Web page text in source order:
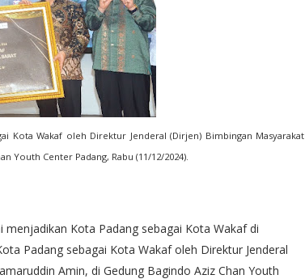
Kota Wakaf oleh Direktur Jenderal (Dirjen) Bimbingan Masyarakat
Youth Center Padang, Rabu (11/12/2024).
Kota Padang sebagai Kota Wakaf di
Padang sebagai Kota Wakaf oleh Direktur Jenderal
Amin, di Gedung Bagindo Aziz Chan Youth